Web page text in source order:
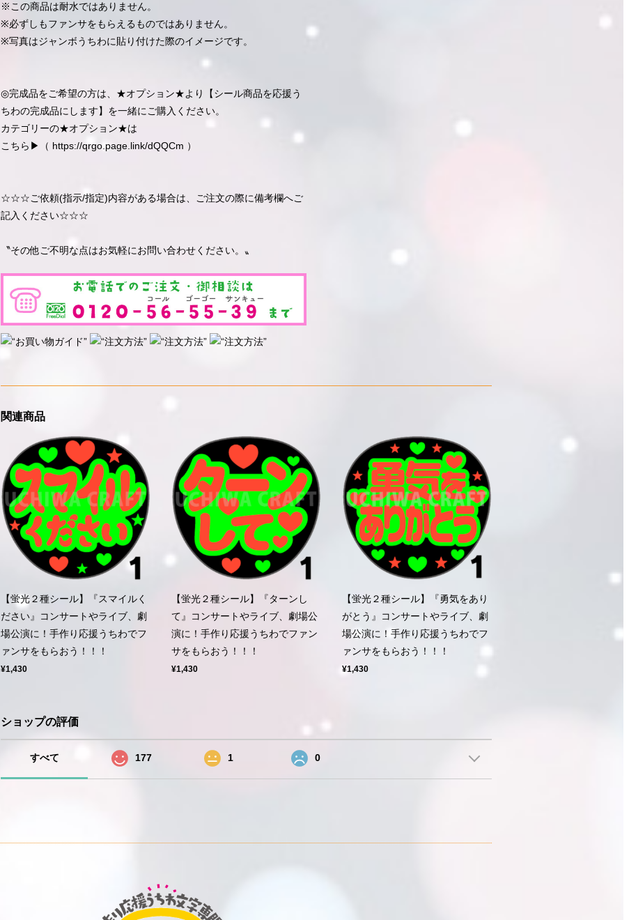
※この商品は耐水ではありません。
※必ずしもファンサをもらえるものではありません。
※写真はジャンボうちわに貼り付けた際のイメージです。
◎完成品をご希望の方は、★オプション★より【シール商品を応援う
ちわの完成品にします】を一緒にご購入ください。
カテゴリーの★オプション★は
こちら▶︎（ https://qrgo.page.link/dQQCm ）
☆☆☆ご依頼(指示/指定)内容がある場合は、ご注文の際に備考欄へご
記入ください☆☆☆
〝その他ご不明な点はお気軽にお問い合わせください。〟
関連商品
【蛍光２種シール】『スマイルく
ださい』コンサートやライブ、劇
場公演に！手作り応援うちわでフ
ァンサをもらおう！！！
¥1,430
【蛍光２種シール】『ターンし
て』コンサートやライブ、劇場公
演に！手作り応援うちわでファン
サをもらおう！！！
¥1,430
【蛍光２種シール】『勇気をあり
がとう』コンサートやライブ、劇
場公演に！手作り応援うちわでフ
ァンサをもらおう！！！
¥1,430
ショップの評価
すべて 177 1 0